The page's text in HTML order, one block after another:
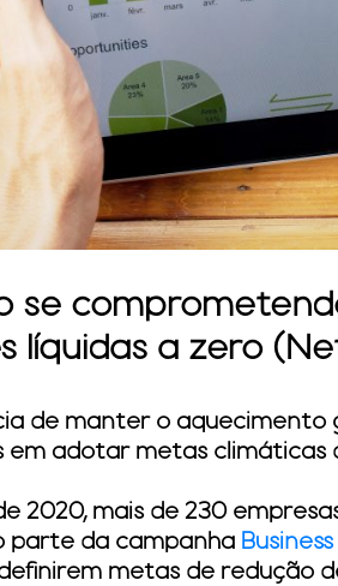
se
líquidas a zero
de manter o aquecimento
adotar metas climáticas
2020, mais de 230
parte da campanha
metas de redução de